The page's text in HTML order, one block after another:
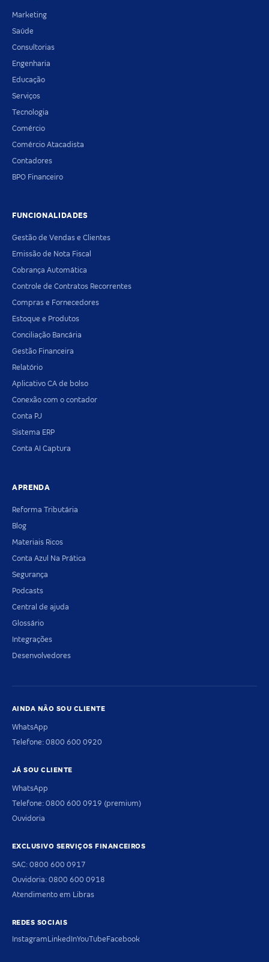
Marketing
Saúde
Consultorias
Engenharia
Educação
Serviços
Tecnologia
Comércio
Comércio Atacadista
Contadores
BPO Financeiro
FUNCIONALIDADES
Gestão de Vendas e Clientes
Emissão de Nota Fiscal
Cobrança Automática
Controle de Contratos Recorrentes
Compras e Fornecedores
Estoque e Produtos
Conciliação Bancária
Gestão Financeira
Relatório
Aplicativo CA de bolso
Conexão com o contador
Conta PJ
Sistema ERP
Conta AI Captura
APRENDA
Reforma Tributária
Blog
Materiais Ricos
Conta Azul Na Prática
Segurança
Podcasts
Central de ajuda
Glossário
Integrações
Desenvolvedores
AINDA NÃO SOU CLIENTE
WhatsApp
Telefone: 0800 600 0920
JÁ SOU CLIENTE
WhatsApp
Telefone: 0800 600 0919 (premium)
Ouvidoria
EXCLUSIVO SERVIÇOS FINANCEIROS
SAC: 0800 600 0917
Ouvidoria: 0800 600 0918
Atendimento em Libras
REDES SOCIAIS
InstagramLinkedInYouTubeFacebook